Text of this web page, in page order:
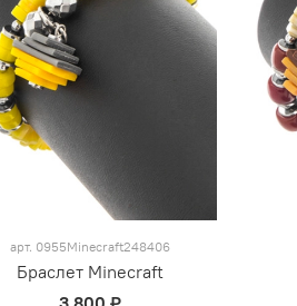
арт. 0955Minecraft248406
Браслет Minecraft